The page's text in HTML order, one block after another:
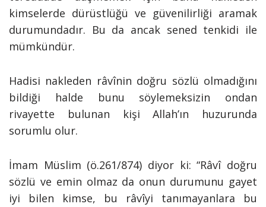
kimselerde dürüstlüğü ve güvenilirliği aramak
durumundadır. Bu da ancak sened tenkidi ile
mümkündür.
Hadisi nakleden râvînin doğru sözlü olmadığını
bildiği halde bunu söylemeksizin ondan
rivayette bulunan kişi Allah’ın huzurunda
sorumlu olur.
İmam Müslim (ö.261/874) diyor ki: “Râvî doğru
sözlü ve emin olmaz da onun durumunu gayet
iyi bilen kimse, bu râvîyi tanımayanlara bu